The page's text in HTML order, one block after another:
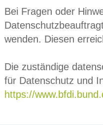
Bei Fragen oder
wenden. Diesen
Die zuständige
für Datenschutz und
https://